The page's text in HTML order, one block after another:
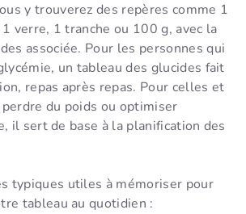
y trouverez des repères comme 1
verre, 1 tranche ou 100 g, avec la
associée. Pour les personnes qui
un tableau des glucides fait
repas après repas. Pour celles et
du poids ou optimiser
il sert de base à la planification des
typiques utiles à mémoriser pour
tableau au quotidien :